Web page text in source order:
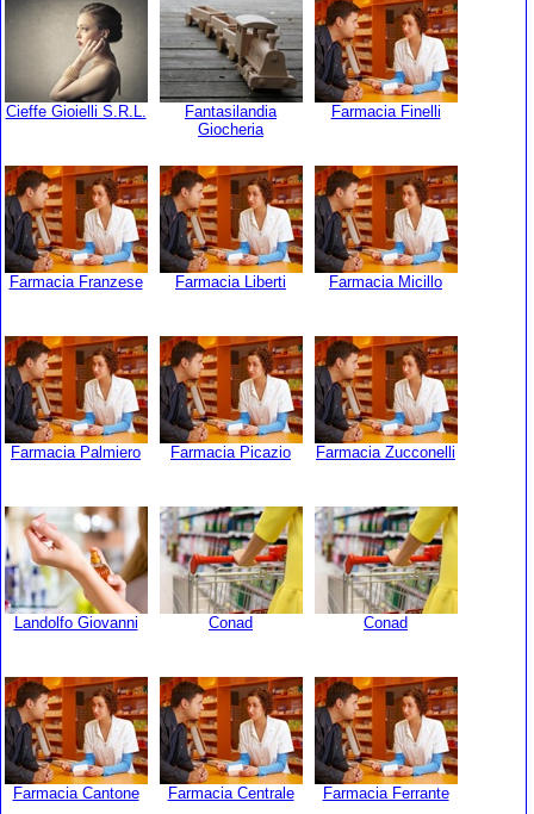
Cieffe Gioielli S.R.L.
Fantasilandia
Giocheria
Farmacia Finelli
Farmacia Franzese Farmacia Liberti Farmacia Micillo
Farmacia Palmiero Farmacia Picazio Farmacia Zucconelli
Landolfo Giovanni Conad Conad
Farmacia Cantone Farmacia Centrale Farmacia Ferrante